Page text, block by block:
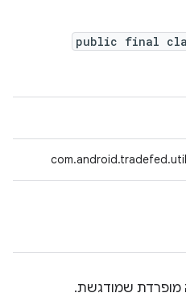
public final
מופרדת שמודגשת.